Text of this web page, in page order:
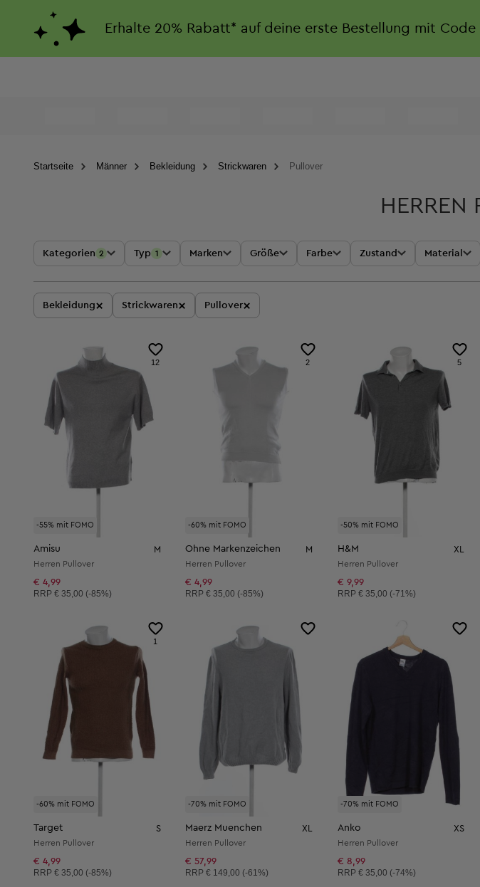
Erhalte 20% Rabatt* auf deine erste Bestellung mit Code
Startseite Männer Bekleidung Strickwaren Pullover
HERREN
Kategorien 2 Typ 1 Marken Größe Farbe Zustand Material
Bekleidung× Strickwaren× Pullover×
-55% mit FOMO
12
Amisu M
Herren Pullover
€ 4,99
Unverbindliche Preisempfehlung:
RRP € 35,00 (-85%)
-60% mit FOMO
2
Ohne Markenzeichen M
Herren Pullover
€ 4,99
Unverbindliche Preisempfehlung:
RRP€ 35,00 (-85%)
-50% mit FOMO
5
H&M XL
Herren Pullover
€ 9,99
Unverbindliche Preisempfehlung:
RRP € 35,00 (-71%)
-60% mit FOMO
1
Target S
Herren Pullover
€ 4,99
Unverbindliche Preisempfehlung:
RRP € 35,00 (-85%)
-70% mit FOMO
Maerz Muenchen XL
Herren Pullover
€ 57,99
Unverbindliche Preisempfehlung:
RRP€ 149,00 (-61%)
-70% mit FOMO
Anko XS
Herren Pullover
€ 8,99
Unverbindliche Preisempfehlung:
RRP € 35,00 (-74%)